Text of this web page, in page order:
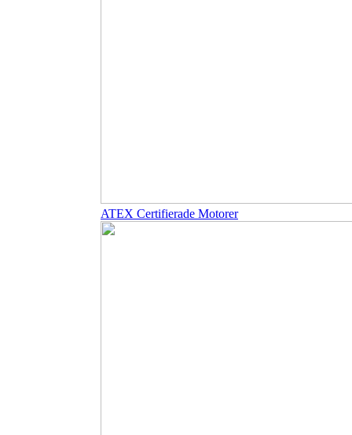
ATEX Certifierade Motorer